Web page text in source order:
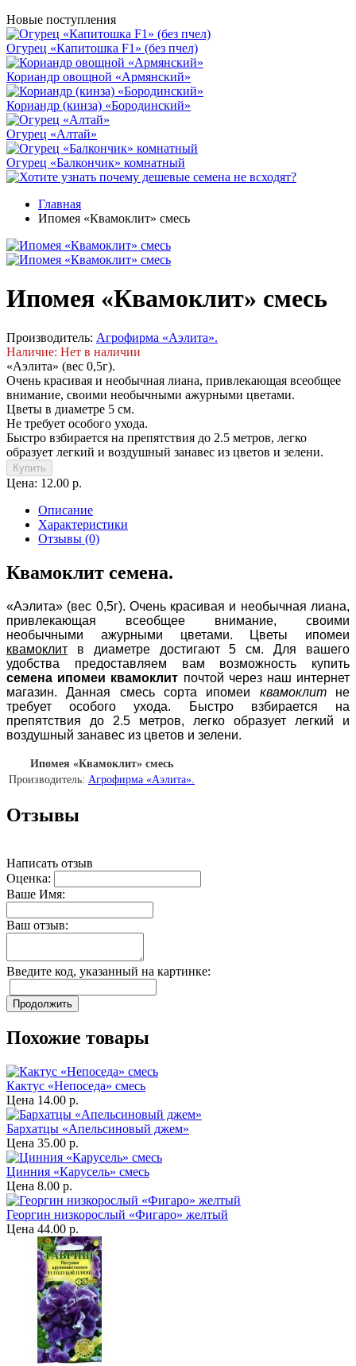
Новые поступления
Огурец «Капитошка F1» (без пчел)
Кориандр овощной «Армянский»
Кориандр (кинза) «Бородинский»
Огурец «Алтай»
Огурец «Балкончик» комнатный
Главная
Ипомея «Квамоклит» смесь
Ипомея «Квамоклит» смесь
Производитель: Агрофирма «Аэлита».
Наличие: Нет в наличии
«Аэлита» (вес 0,5г).
Очень красивая и необычная лиана, привлекающая всеобщее
внимание, своими необычными ажурными цветами.
Цветы в диаметре 5 см.
Не требует особого ухода.
Быстро взбирается на препятствия до 2.5 метров, легко
образует легкий и воздушный занавес из цветов и зелени.
Купить
Цена: 12.00 р.
Описание
Характеристики
Отзывы (0)
Квамоклит семена.
«Аэлита» (вес 0,5г). Очень красивая и необычная лиана,
привлекающая всеобщее внимание, своими
необычными ажурными цветами. Цветы ипомеи
квамоклит в диаметре достигают 5 см. Для вашего
удобства предоставляем вам возможность купить
семена ипомеи квамоклит почтой через наш интернет
магазин. Данная смесь сорта ипомеи квамоклитне
требует особого ухода. Быстро взбирается на
препятствия до 2.5 метров, легко образует легкий и
воздушный занавес из цветов и зелени.
Ипомея «Квамоклит» смесь
Производитель: Агрофирма «Аэлита».
Отзывы
Написать отзыв
Оценка:
Ваше Имя:
Ваш отзыв:
Введите код, указанный на картинке:
Продолжить
Похожие товары
Кактус «Непоседа» смесь
Цена 14.00 р.
Бархатцы «Апельсиновый джем»
Цена 35.00 р.
Цинния «Карусель» смесь
Цена 8.00 р.
Георгин низкорослый «Фигаро» желтый
Цена 44.00 р.